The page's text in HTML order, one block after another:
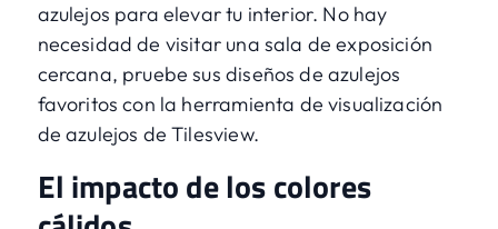
azulejos para elevar tu interior. No hay
necesidad de visitar una sala de exposición
cercana, pruebe sus diseños de azulejos
favoritos con la herramienta de visualización
de azulejos de Tilesview.
El impacto de los colores